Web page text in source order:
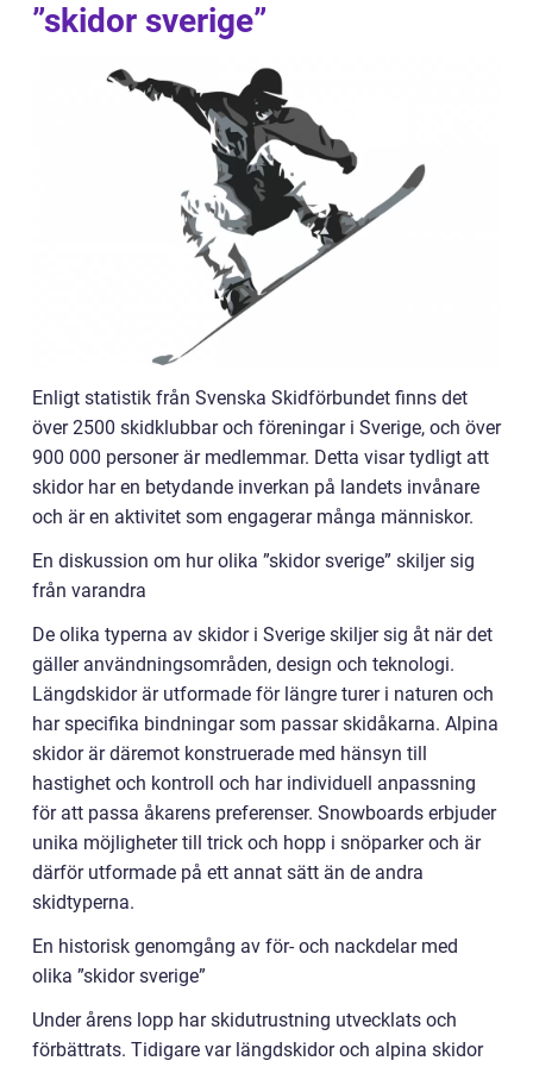
”skidor sverige”
Enligt statistik från Svenska Skidförbundet finns det
över 2500 skidklubbar och föreningar i Sverige, och över
900 000 personer är medlemmar. Detta visar tydligt att
skidor har en betydande inverkan på landets invånare
och är en aktivitet som engagerar många människor.
En diskussion om hur olika ”skidor sverige” skiljer sig
från varandra
De olika typerna av skidor i Sverige skiljer sig åt när det
gäller användningsområden, design och teknologi.
Längdskidor är utformade för längre turer i naturen och
har specifika bindningar som passar skidåkarna. Alpina
skidor är däremot konstruerade med hänsyn till
hastighet och kontroll och har individuell anpassning
för att passa åkarens preferenser. Snowboards erbjuder
unika möjligheter till trick och hopp i snöparker och är
därför utformade på ett annat sätt än de andra
skidtyperna.
En historisk genomgång av för- och nackdelar med
olika ”skidor sverige”
Under årens lopp har skidutrustning utvecklats och
förbättrats. Tidigare var längdskidor och alpina skidor